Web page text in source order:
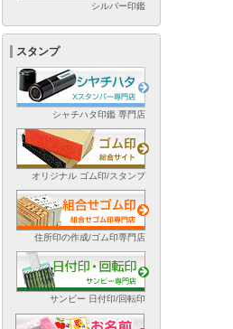
シルバー印鑑
スタンプ
シャチハタ印鑑 専門店
オリジナル ゴム印/スタンプ
住所印の作成/ゴム印専門店
サンビー 日付印/回転印